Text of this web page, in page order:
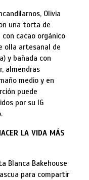
Olivia
una torta de
cacao orgánico
olla artesanal de
y bañada con
almendras
medio y en
puede
por su IG
LA VIDA MÁS
Blanca Bakehouse
para compartir